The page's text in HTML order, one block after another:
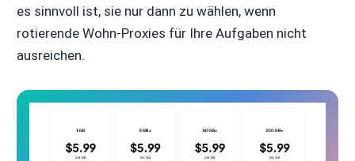
es sinnvoll ist, sie nur dann zu wählen, wenn
rotierende Wohn-Proxies für Ihre Aufgaben nicht
ausreichen.